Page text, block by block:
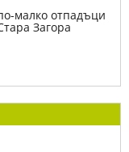
малко отпадъци
Загора